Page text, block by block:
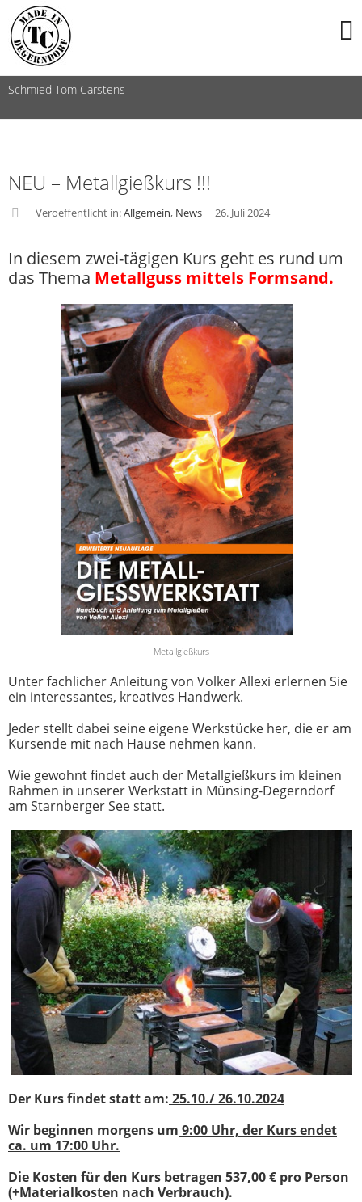
Schmied Tom Carstens
NEU – Metallgießkurs !!!
e
Veroeffentlicht in:Allgemein, News 26. Juli 2024
In diesem zwei-tägigen Kurs geht es rund um
das Thema Metallguss mittels Formsand.
Metallgießkurs
Unter fachlicher Anleitung von Volker Allexi erlernen Sie
ein interessantes, kreatives Handwerk.
Jeder stellt dabei seine eigene Werkstücke her, die er am
Kursende mit nach Hause nehmen kann.
Wie gewohnt findet auch der Metallgießkurs im kleinen
Rahmen in unserer Werkstatt in Münsing-Degerndorf
am Starnberger See statt.
Der Kurs findet statt am: 25.10./ 26.10.2024
Wir beginnen morgens um 9:00 Uhr, der Kurs endet
ca. um 17:00 Uhr.
Die Kosten für den Kurs betragen 537,00 € pro Person
(+Materialkosten nach Verbrauch).